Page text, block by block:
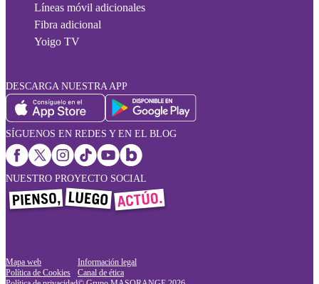
Líneas móvil adicionales
Fibra adicional
Yoigo TV
DESCARGA NUESTRA APP
SÍGUENOS EN REDES Y EN EL BLOG
NUESTRO PROYECTO SOCIAL
Mapa web
Política de Cookies
Información legal
Canal de ética